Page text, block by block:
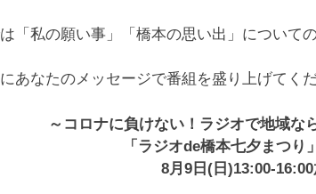
「私の願い事」「橋本の思い出」について
あなたのメッセージで番組を盛り上げてくだ
～コロナに負けない！ラジオで地域な
「ラジオde橋本七夕まつり
8月9日(日)13:00-16:00